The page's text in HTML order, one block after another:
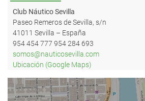
Club Náutico Sevilla
Paseo Remeros de Sevilla, s/n
41011 Sevilla – España
954 454 777 954 284 693
somos@nauticosevilla.com
Ubicación (Google Maps)